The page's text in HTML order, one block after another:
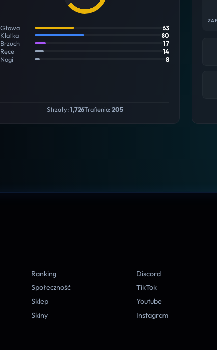
Głowa
63
Klatka
80
Brzuch
17
Ręce
14
Nogi
8
Strzały:1,726Trafienia:205
Ranking
Społeczność
Sklep
Skiny
Discord
TikTok
Youtube
Instagram